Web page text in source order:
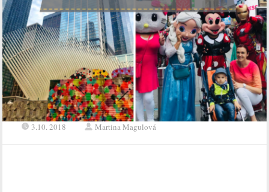
3.10. 2018 Martina Magulová